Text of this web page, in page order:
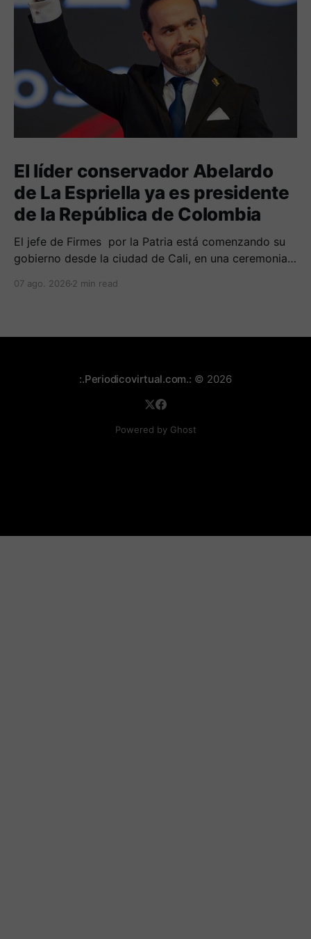
El líder conservador Abelardo
de La Espriella ya es presidente
de la República de Colombia
El jefe de Firmes por la Patria está comenzando su
gobierno desde la ciudad de Cali, en una ceremonia
gobiernos conservadores.
07 ago. 2026 2 min read
:.Periodicovirtual.com.: © 2026
Powered by Ghost